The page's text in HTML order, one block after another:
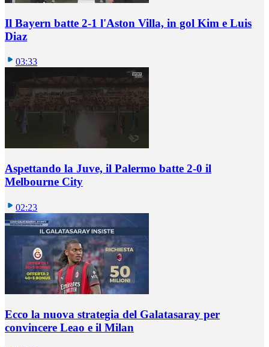
Il Bayern batte 2-1 l'Aston Villa, in gol Kim e Luis
Diaz
03:33
Aspettando la Juve, il Palermo batte 2-0 il
Melbourne City
02:23
Ecco la nuova strategia del Galatasaray per
convincere Leao e il Milan